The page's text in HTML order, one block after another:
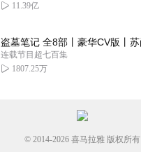
11.39亿
连载节目超七百集
1807.25万
© 2014-2026 喜马拉雅 版权所有